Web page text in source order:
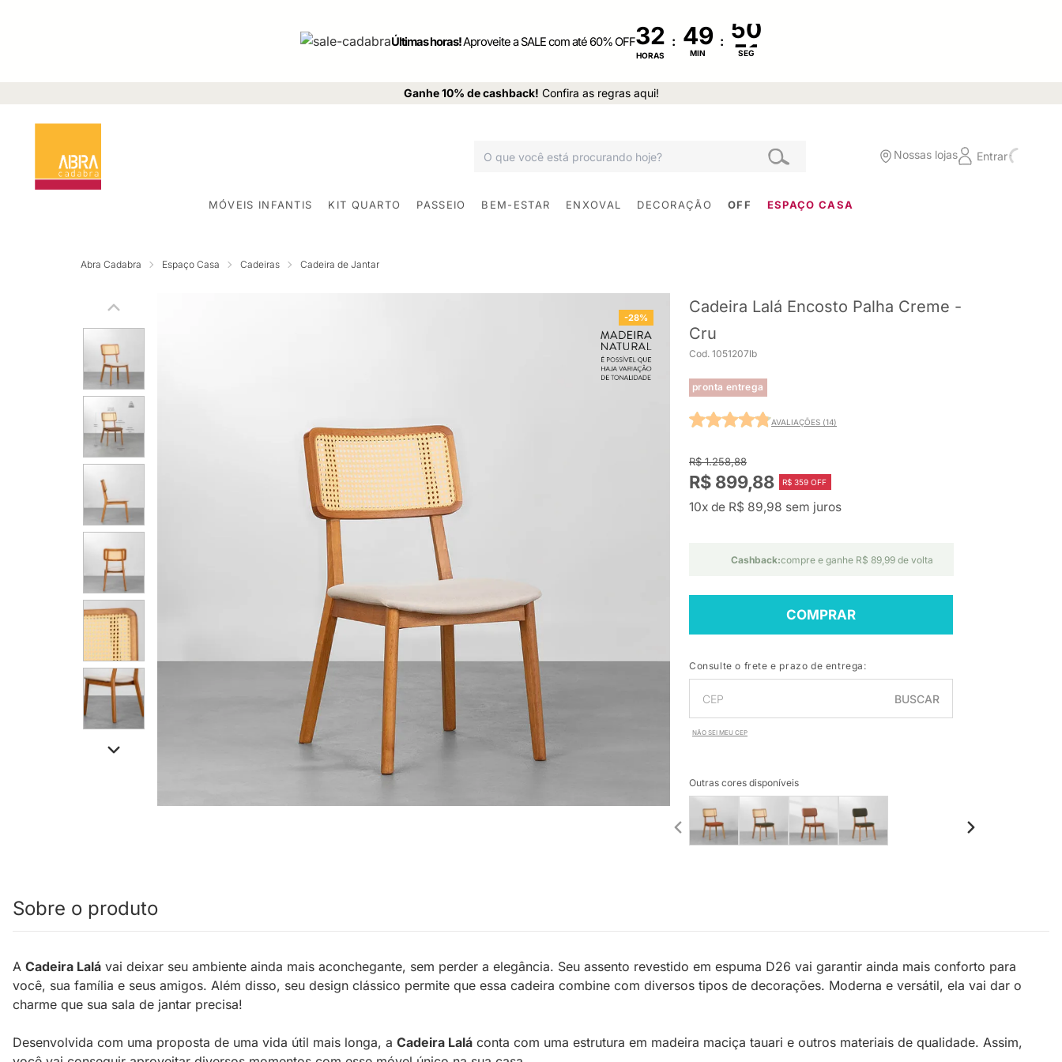
Últimas horas!Aproveite a SALE com até 60% OFF32
HORAS
:
MIN
:
SEG
Ganhe 10% de cashback! Confira as regras aqui!
Nossas lojas Entrar
MÓVEIS INFANTIS KIT QUARTO PASSEIO BEM-ESTAR ENXOVAL DECORAÇÃO OFF ESPAÇO CASA
Abra Cadabra Espaço Casa Cadeiras Cadeira de Jantar
-28%
Cadeira Lalá Encosto Palha Creme -
Cru
Cod. 1051207lb
pronta entrega
AVALIAÇÕES (14)
R$ 1.258,88
R$ 899,88 R$ 359 OFF
10x de R$ 89,98 sem juros
Cashback:compre e ganhe R$ 89,99 de volta
COMPRAR
Consulte o frete e prazo de entrega:
BUSCAR
NÃO SEI MEU CEP
Outras cores disponíveis
Sobre o produto
A Cadeira Lalá vai deixar seu ambiente ainda mais aconchegante, sem perder a elegância. Seu assento revestido em espuma D26 vai garantir ainda mais conforto para
você, sua família e seus amigos. Além disso, seu design clássico permite que essa cadeira combine com diversos tipos de decorações. Moderna e versátil, ela vai dar o
charme que sua sala de jantar precisa!
Desenvolvida com uma proposta de uma vida útil mais longa, a Cadeira Lalá conta com uma estrutura em madeira maciça tauari e outros materiais de qualidade. Assim,